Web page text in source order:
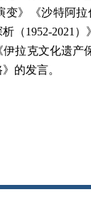
变》《沙特阿拉
析 （1952-2021）
伊拉克文化遗产
》 的发言。